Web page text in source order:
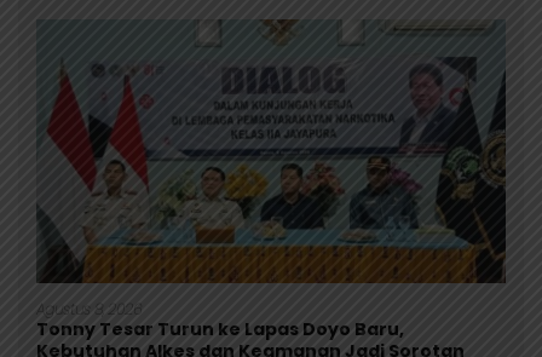
Agustus 8, 2026
Tonny Tesar Turun ke Lapas Doyo Baru,
Kebutuhan Alkes dan Keamanan Jadi Sorotan